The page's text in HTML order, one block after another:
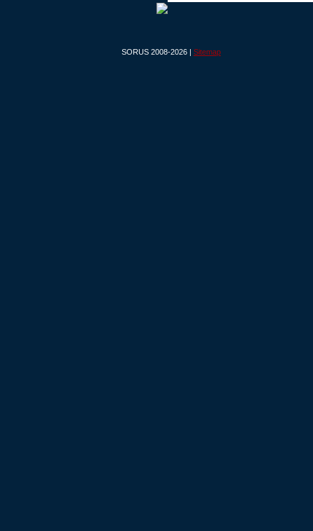
SORUS 2008-2026 | Sitemap